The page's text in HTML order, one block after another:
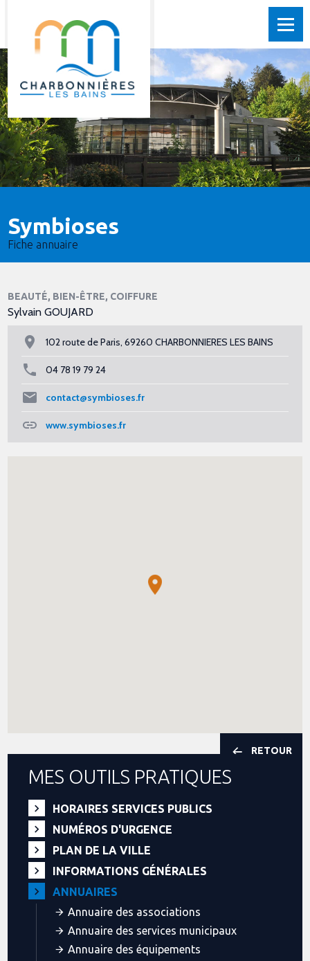
Symbioses
Fiche annuaire
BEAUTÉ, BIEN-ÊTRE, COIFFURE
Sylvain GOUJARD
102 route de Paris, 69260 CHARBONNIERES LES BAINS
04 78 19 79 24
contact@symbioses.fr
www.symbioses.fr
RETOUR
MES OUTILS PRATIQUES
HORAIRES SERVICES PUBLICS
NUMÉROS D'URGENCE
PLAN DE LA VILLE
INFORMATIONS GÉNÉRALES
ANNUAIRES
Annuaire des associations
Annuaire des services municipaux
Annuaire des équipements